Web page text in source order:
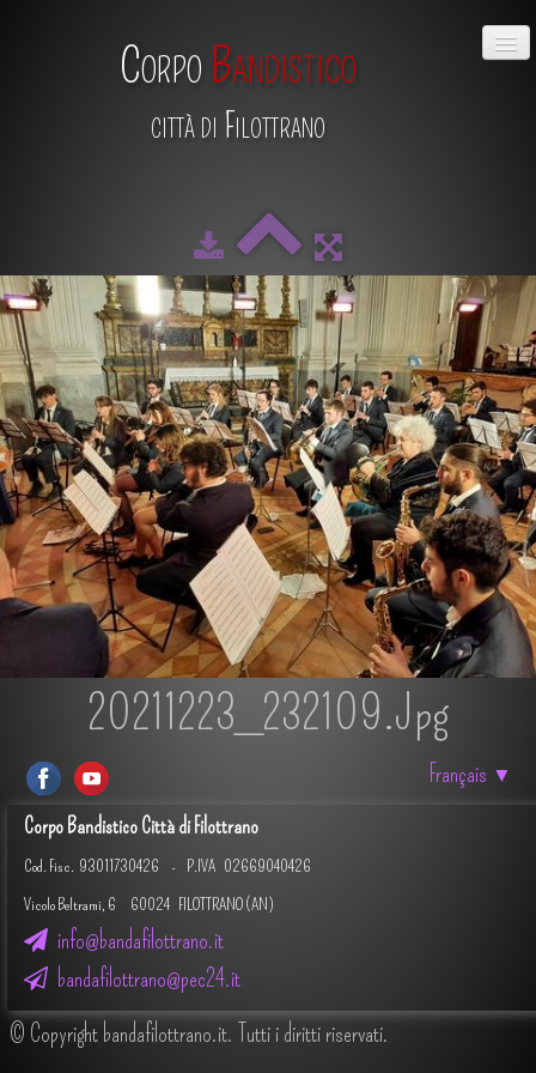
Corpo Bandistico
città di Filottrano
CHI SIAMO
DIRETTIVO
MAESTRO
SCUOLA DI MUSICA
ALBUM
CALENDARIO
CONTATTI
20211223_232109.jpg
Français ▼
Corpo Bandistico Città di Filottrano
Cod. Fisc. 93011730426 - P.IVA 02669040426
Vicolo Beltrami, 6 60024 FILOTTRANO (AN)
info@bandafilottrano.it
bandafilottrano@pec24.it
© Copyright bandafilottrano.it. Tutti i diritti riservati.